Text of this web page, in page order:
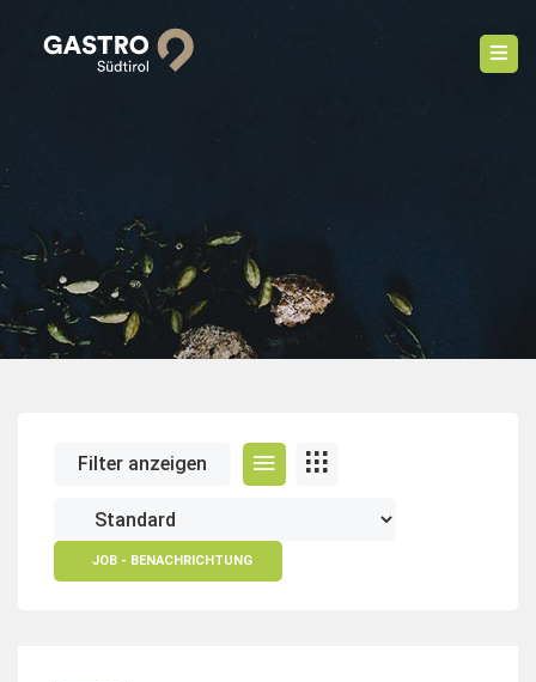
Filter anzeigen
JOB - BENACHRICHTUNG